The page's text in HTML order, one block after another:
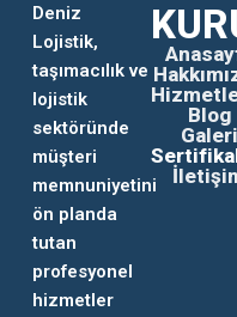
Deniz
Lojistik,
taşımacılık ve
lojistik
sektöründe
müşteri
memnuniyetini
ön planda
tutan
profesyonel
hizmetler
Blog
Galeri